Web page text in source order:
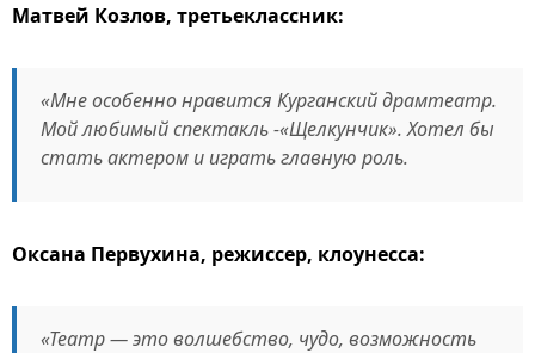
Матвей Козлов, третьеклассник:
«Мне особенно нравится Курганский драмтеатр.
Мой любимый спектакль -«Щелкунчик». Хотел бы
стать актером и играть главную роль.
Оксана Первухина, режиссер, клоунесса:
«Театр — это волшебство, чудо, возможность